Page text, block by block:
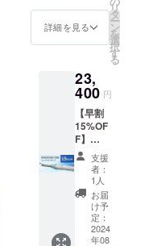
状況、
材の供
給状
造工程
上の都
合等に
より出
荷時期
が遅れ
る場合
があり
ます。
ホワイ
ズご愛
用者の
みの
「カ
テール
ピッコ
ロ」と
同じサ
イズと
なりま
す。 ※
こちら
の商品
は万が
一破損
φ3.5ｍ
47cm(F
RP製)8
さ 約62
ｃｍ ハ
ンドル
ABS樹
脂
バイヤ
ス部：
ポリエ
ステル
100％
ラー：
白×ブ
F］ 生
産国：
傘 重
さ：約
383ｇ
中棒：
φ10ｍ
ｍアル
ミパイ
プ製／
実行直
径：約
84ｃｍ
親受
骨：
宙に逃
がす日
「SPAC
日傘
（コン
パクト
タイ
プ）」
白×グ
レーを1
本お送
りしま
す。
［一般
販売予
定価格
タイ
プ）」
シル
バー 熱
に逃が
す日傘
「SPAC
ECOOL
日傘
（コン
パクト
タイ
プ）」
シル
バーを1
本お送
りしま
詳細を見る
リ
タ
ー
ン
を
選
択
す
る
23,
400 円
【早割
15%OF
F】
23,400
円（税
込、送
料込）
「SPAC
ECOOL
日傘
（コン
支援
者：
1人
お届
け予
定：
2024
年08